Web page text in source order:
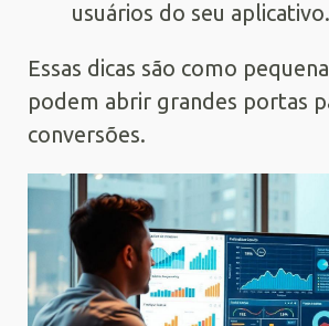
usuários do seu aplicativo.
Essas dicas são como
podem abrir grandes portas
conversões.